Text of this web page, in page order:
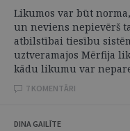
Likumos var būt
un neviens nepievērš
atbilstībai tiesību
uztveramajos Mērfija
kādu likumu var
7 KOMENTĀRI
DINA GAILĪTE